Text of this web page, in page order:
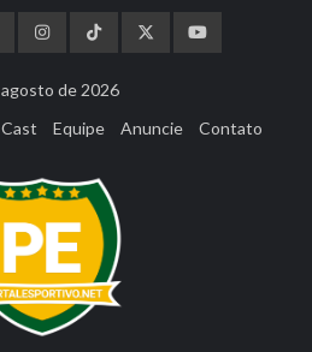
de 2026
Equipe Anuncie Contato